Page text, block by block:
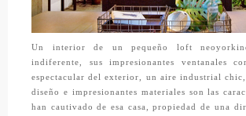
Un interior de un pequeño loft
indiferente, sus impresionantes ventanales
espectacular del exterior, un aire industrial
diseño e impresionantes materiales son las
han cautivado de esa casa, propiedad de una